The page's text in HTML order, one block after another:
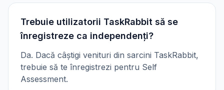
Trebuie utilizatorii TaskRabbit să se
înregistreze ca independenți?
Da. Dacă câștigi venituri din sarcini TaskRabbit,
trebuie să te înregistrezi pentru Self
Assessment.